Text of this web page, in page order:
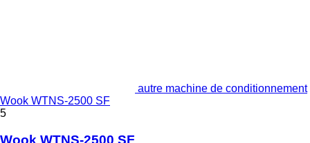
autre machine de conditionnement
Wook WTNS-2500 SF
5
Wook WTNS-2500 SF